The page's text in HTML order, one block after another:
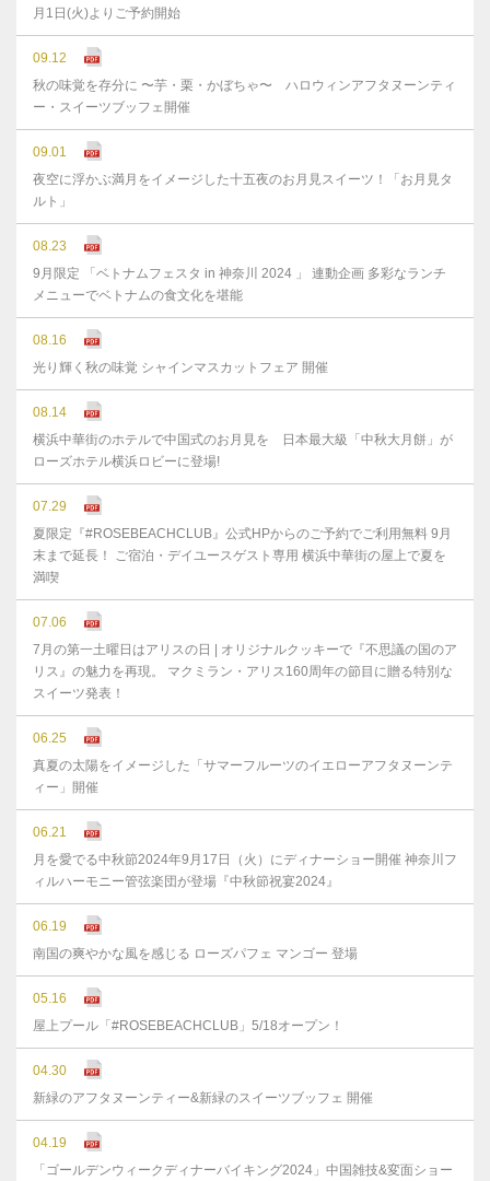
月1日(火)よりご予約開始
09.12
秋の味覚を存分に 〜芋・栗・かぼちゃ〜 ハロウィンアフタヌーンティ
ー・スイーツブッフェ開催
09.01
夜空に浮かぶ満月をイメージした十五夜のお月見スイーツ！「お月見タ
ルト」
08.23
9月限定 「ベトナムフェスタ in 神奈川 2024 」 連動企画 多彩なランチ
メニューでベトナムの食文化を堪能
08.16
光り輝く秋の味覚 シャインマスカットフェア 開催
08.14
横浜中華街のホテルで中国式のお月見を 日本最大級「中秋大月餅」が
ローズホテル横浜ロビーに登場!
07.29
夏限定『#ROSEBEACHCLUB』公式HPからのご予約でご利用無料 9月
末まで延⻑！ ご宿泊・デイユースゲスト専用 横浜中華街の屋上で夏を
満喫
07.06
7月の第一土曜日はアリスの日 | オリジナルクッキーで『不思議の国のア
リス』の魅力を再現。 マクミラン・アリス160周年の節目に贈る特別な
スイーツ発表！
06.25
真夏の太陽をイメージした「サマーフルーツのイエローアフタヌーンテ
ィー」開催
06.21
月を愛でる中秋節2024年9月17日（火）にディナーショー開催 神奈川フ
ィルハーモニー管弦楽団が登場『中秋節祝宴2024』
06.19
南国の爽やかな風を感じる ローズパフェ マンゴー 登場
05.16
屋上プール「#ROSEBEACHCLUB」5/18オープン！
04.30
新緑のアフタヌーンティー&新緑のスイーツブッフェ 開催
04.19
「ゴールデンウィークディナーバイキング2024」中国雑技&変面ショー